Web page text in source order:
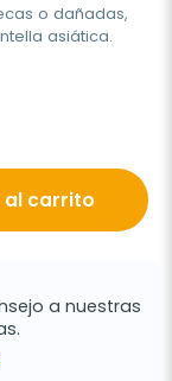
o dañadas,
asiática.
al carrito
a nuestras